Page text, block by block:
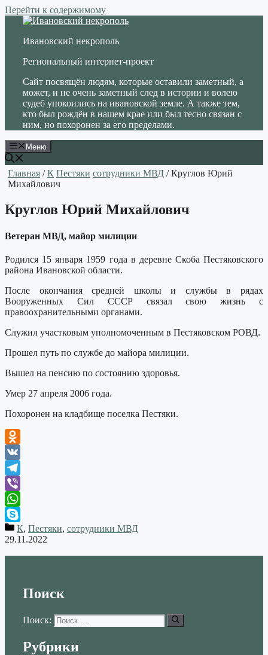
Перейти к содержимому
Ивановский некрополь
Региональный интернет-проект
Сайт посвящён людям, которые оставили заметный, а
может, и не очень заметный след в истории и волею
судеб упокоились на ивановской земле. А также тем,
кто был рождён в нашем крае или был тесно связан с
ним, но похоронен за его пределами.
Меню
Главная /К Пестяки сотрудники МВД / Круглов Юрий
Михайлович
Круглов Юрий Михайлович
Ветеран МВД, майор милиции
Родился 15 января 1959 года в деревне Скоба Пестяковского
района Ивановской области.
После окончания средней школы и службы в рядах
Вооруженных Сил СССР связал свою жизнь с
правоохранительными органами.
Служил участковым уполномоченным в Пестяковском РОВД.
Прошел путь по службе до майора милиции.
Вышел на пенсию по состоянию здоровья.
Умер 27 апреля 2006 года.
Похоронен на кладбище поселка Пестяки.
Odnoklassniki
VK
Telegram
Viber
WhatsApp
Skype
К, Пестяки, сотрудники МВД
29.11.2022
Поиск
Поиск:
Рубрики